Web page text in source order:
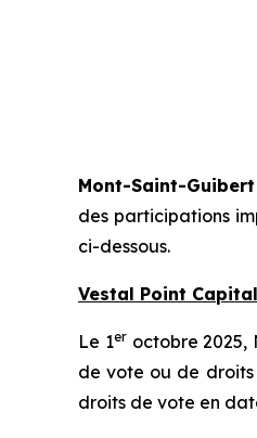
Mont-Saint-Guibert
des participations
ci-dessous.
Vestal Point Capital
Le 1eroctobre 2025,
de vote ou de droits
droits de vote en